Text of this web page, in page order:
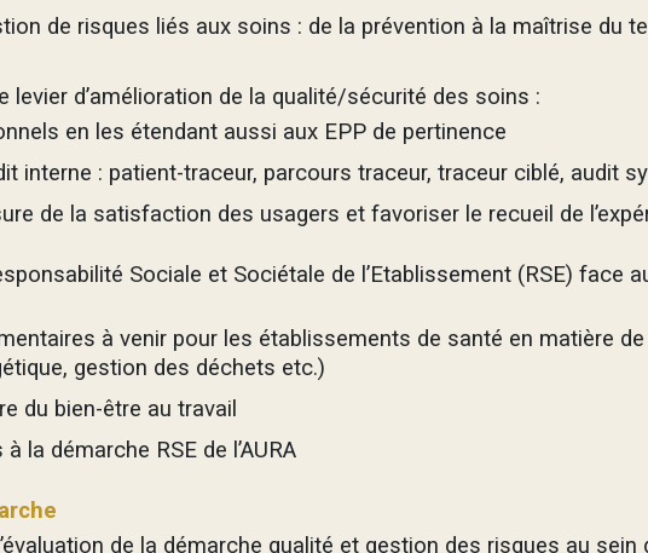
de risques liés aux soins : de la prévention à la maîtrise du
levier d’amélioration de la qualité/sécurité des soins :
en les étendant aussi aux EPP de pertinence
interne : patient-traceur, parcours traceur, traceur ciblé, audit
de la satisfaction des usagers et favoriser le recueil de
Sociale et Sociétale de l’Etablissement (RSE) face
à venir pour les établissements de santé en matière
gestion des déchets etc.)
du bien-être au travail
la démarche RSE de l’AURA
de la démarche qualité et gestion des risques au sein